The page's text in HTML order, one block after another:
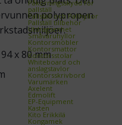
Påkörningsskydd för
pallställ
Pallställ och Pallhyllor
Pallställ tillbehör
Utdragsenhet
Småvaruhyllor
Kontorsmöbler
Kontorsmattor
Kontorsstolar
Whiteboard och
anslagstavlor
Kontorsskrivbord
Varumärken
Axelent
Edmolift
EP-Equipment
Kasten
Kito Erikkilä
Kongamek
polypropen
x 80 mm